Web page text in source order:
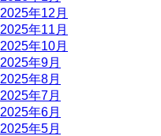
2025年12月
2025年11月
2025年10月
2025年9月
2025年8月
2025年7月
2025年6月
2025年5月